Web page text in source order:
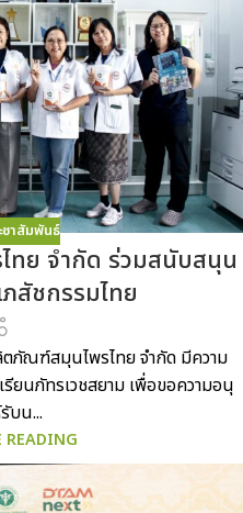
ชาสัมพันธ์
ย จำกัด ร่วมสนับสนุน
สัชกรรมไทย
ภัณฑ์สมุนไพรไทย จำกัด มีความ
ยนภัทรเวชสยาม เพื่อขอความอนุ
บน...